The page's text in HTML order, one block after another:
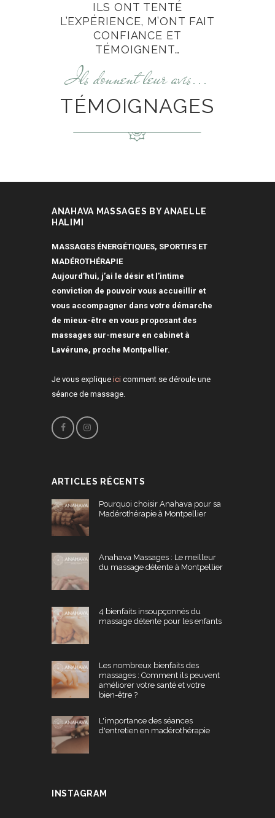
ILS ONT TENTÉ
L’EXPÉRIENCE, M’ONT FAIT
CONFIANCE ET
TÉMOIGNENT…
Ils donnent leur avis...
TÉMOIGNAGES
ANAHAVA MASSAGES BY ANAELLE
HALIMI
MASSAGES ÉNERGÉTIQUES, SPORTIFS ET
MADÉROTHÉRAPIE
Aujourd’hui, j’ai le désir et l’intime
conviction de pouvoir vous accueillir et
vous accompagner dans votre démarche
de mieux-être en vous proposant des
massages sur-mesure en cabinet à
Lavérune, proche Montpellier.
Je vous explique ici comment se déroule une
séance de massage.
ARTICLES RÉCENTS
Pourquoi choisir Anahava pour sa
Madérothérapie à Montpellier
Anahava Massages : Le meilleur
du massage détente à Montpellier
4 bienfaits insoupçonnés du
massage détente pour les enfants
Les nombreux bienfaits des
massages : Comment ils peuvent
améliorer votre santé et votre
bien-être ?
L'importance des séances
d'entretien en madérothérapie
INSTAGRAM